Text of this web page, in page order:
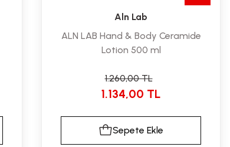
Aln Lab
ALN LAB Hand & Body Ceramide
Lotion 500 ml
1.260,00 TL
1.134,00 TL
Sepete Ekle